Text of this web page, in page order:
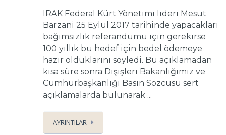
IRAK Federal Kürt Yönetimi lideri Mesut
Barzani 25 Eylül 2017 tarihinde yapacakları
bağımsızlık referandumu için gerekirse
100 yıllık bu hedef için bedel ödemeye
hazır olduklarını söyledi. Bu açıklamadan
kısa süre sonra Dışişleri Bakanlığımız ve
Cumhurbaşkanlığı Basın Sözcüsü sert
açıklamalarda bulunarak ...
AYRINTILAR